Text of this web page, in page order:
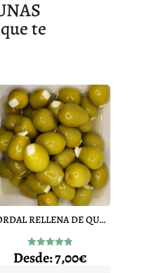
te
GORDAL RELLENA DE QUESO
Valorado
con
Desde:7,00€